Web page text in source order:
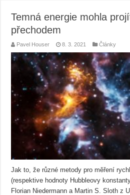
Temná energie mohla
přechodem
Pavel Houser 8. 3. 2021 Články
Jak to, že různé metody pro měření
(respektive hodnoty Hubbleovy
Florian Niedermann a Martin S. Sloth z